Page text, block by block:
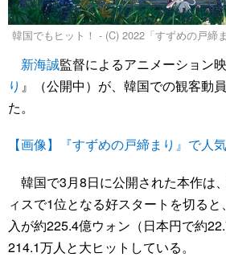
韓国でもヒット！ - (C) 2022「すずめの戸締
新海誠監督によるアニメーション
り 』（公開中）が、韓国での観客動
た。
【画像】『すずめの戸締まり』で人
韓国で3月8日に公開された本作は
ィスで1位となる好スタートを切る
入が約225.4億ウォン（日本円で約
214.1万人と大ヒットしている。